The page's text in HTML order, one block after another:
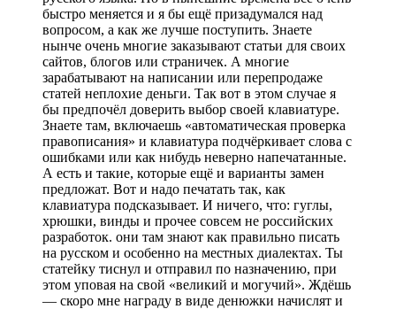
быстро меняется и я бы ещё призадумался над
вопросом, а как же лучше поступить. Знаете
нынче очень многие заказывают статьи для своих
сайтов, блогов или страничек. А многие
зарабатывают на написании или перепродаже
статей неплохие деньги. Так вот в этом случае я
бы предпочёл доверить выбор своей клавиатуре.
Знаете там, включаешь «автоматическая проверка
правописания» и клавиатура подчёркивает слова с
ошибками или как нибудь неверно напечатанные.
А есть и такие, которые ещё и варианты замен
предложат. Вот и надо печатать так, как
клавиатура подсказывает. И ничего, что: гуглы,
хрюшки, винды и прочее совсем не российских
разработок. они там знают как правильно писать
на русском и особенно на местных диалектах. Ты
статейку тиснул и отправил по назначению, при
этом уповая на свой «великий и могучий». Ждёшь
— скоро мне награду в виде денюжки начислят и